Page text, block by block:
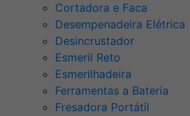
Cortadora e Faca
Desempenadeira Elétrica
Desincrustador
Esmeril Reto
Esmerilhadeira
Ferramentas a Bateria
Fresadora Portátil